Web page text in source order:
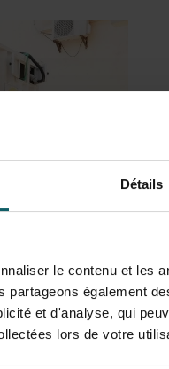
Détails
le contenu et les
également
et d'analyse, qui
lors de votre